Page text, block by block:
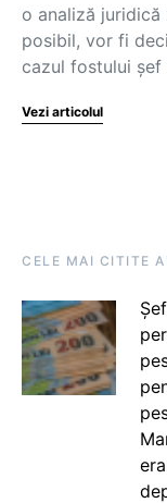
o analiză
posibil, vor fi
cazul fostului
Vezi articolul
CELE MAI CITITE